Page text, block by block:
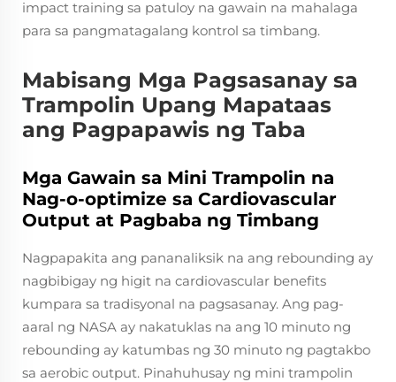
impact training sa patuloy na gawain na mahalaga
para sa pangmatagalang kontrol sa timbang.
Mabisang Mga Pagsasanay sa
Trampolin Upang Mapataas
ang Pagpapawis ng Taba
Mga Gawain sa Mini Trampolin na
Nag-o-optimize sa Cardiovascular
Output at Pagbaba ng Timbang
Nagpapakita ang pananaliksik na ang rebounding ay
nagbibigay ng higit na cardiovascular benefits
kumpara sa tradisyonal na pagsasanay. Ang pag-
aaral ng NASA ay nakatuklas na ang 10 minuto ng
rebounding ay katumbas ng 30 minuto ng pagtakbo
sa aerobic output. Pinahuhusay ng mini trampolin